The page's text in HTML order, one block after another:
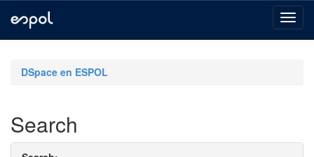
navigationDSpace en ESPOL
Search